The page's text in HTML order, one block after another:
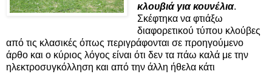
κλουβιά για κουνέλια.
Σκέφτηκα να φτιάξω
διαφορετικού τύπου κλούβες
από τις κλασικές όπως περιγράφονται σε προηγούμενο
άρθο και ο κύριος λόγος είναι ότι δεν τα πάω καλά με την
ηλεκτροσυγκόλληση και από την άλλη ήθελα κάτι